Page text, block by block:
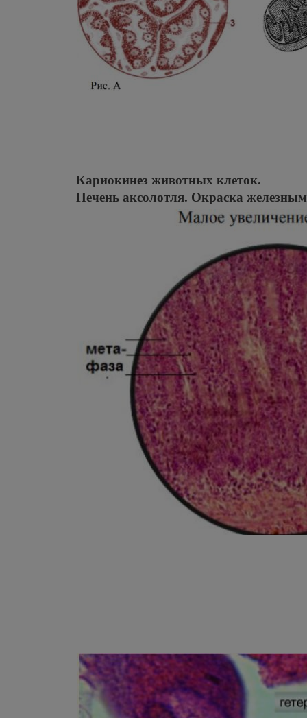
Кариокинез животных клеток.
Печень аксолотля. Окраска